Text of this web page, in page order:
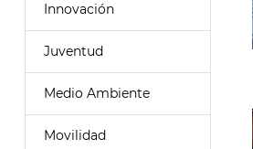
Innovación
Juventud
Medio Ambiente
Movilidad